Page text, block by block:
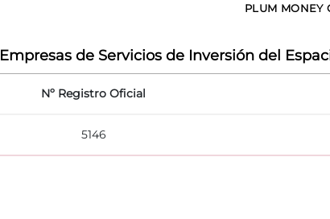
PLUM MONEY
Empresas de Servicios de Inversión del
Nº Registro Oficial
5146